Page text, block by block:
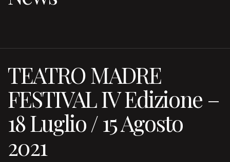
TEATRO MADRE
FESTIVAL IV Edizione –
18 Luglio / 15 Agosto
2021